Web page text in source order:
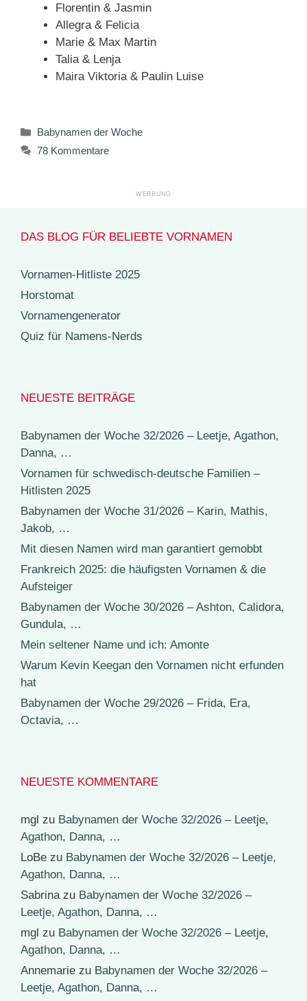
Florentin & Jasmin
Allegra & Felicia
Marie & Max Martin
Talia & Lenja
Maira Viktoria & Paulin Luise
Kategorien
Babynamen der Woche
78 Kommentare
DAS BLOG FÜR BELIEBTE VORNAMEN
Vornamen-Hitliste 2025
Horstomat
Vornamengenerator
Quiz für Namens-Nerds
NEUESTE BEITRÄGE
Babynamen der Woche 32/2026 – Leetje, Agathon,
Danna, …
Vornamen für schwedisch-deutsche Familien –
Hitlisten 2025
Babynamen der Woche 31/2026 – Karin, Mathis,
Jakob, …
Mit diesen Namen wird man garantiert gemobbt
Frankreich 2025: die häufigsten Vornamen & die
Aufsteiger
Babynamen der Woche 30/2026 – Ashton, Calidora,
Gundula, …
Mein seltener Name und ich: Amonte
Warum Kevin Keegan den Vornamen nicht erfunden
hat
Babynamen der Woche 29/2026 – Frida, Era,
Octavia, …
NEUESTE KOMMENTARE
mgl zu Babynamen der Woche 32/2026 – Leetje,
Agathon, Danna, …
LoBe zu Babynamen der Woche 32/2026 – Leetje,
Agathon, Danna, …
Sabrinazu Babynamen der Woche 32/2026 –
Leetje, Agathon, Danna, …
mgl zu Babynamen der Woche 32/2026 – Leetje,
Agathon, Danna, …
Annemarie zu Babynamen der Woche 32/2026 –
Leetje, Agathon, Danna, …